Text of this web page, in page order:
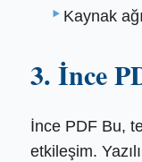
Kaynak
3. İnce
İnce PDF Bu,
etkileşim.